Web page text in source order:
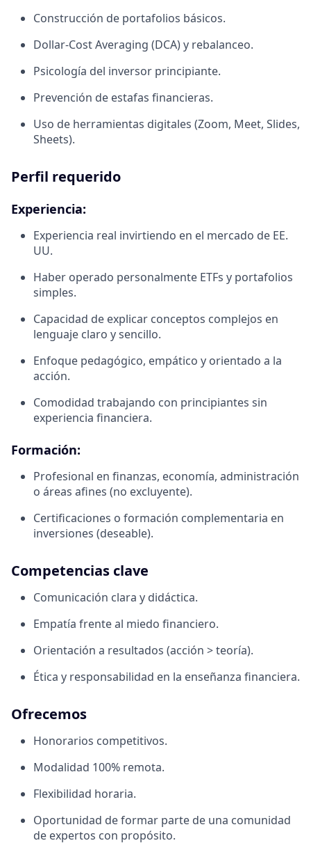
Construcción de portafolios básicos.
Dollar-Cost Averaging (DCA) y rebalanceo.
Psicología del inversor principiante.
Prevención de estafas financieras.
Uso de herramientas digitales (Zoom, Meet, Slides,
Sheets).
Perfil requerido
Experiencia:
Experiencia real invirtiendo en el mercado de EE.
UU.
Haber operado personalmente ETFs y portafolios
simples.
Capacidad de explicar conceptos complejos en
lenguaje claro y sencillo.
Enfoque pedagógico, empático y orientado a la
acción.
Comodidad trabajando con principiantes sin
experiencia financiera.
Formación:
Profesional en finanzas, economía, administración
o áreas afines (no excluyente).
Certificaciones o formación complementaria en
inversiones (deseable).
Competencias clave
Comunicación clara y didáctica.
Empatía frente al miedo financiero.
Orientación a resultados (acción > teoría).
Ética y responsabilidad en la enseñanza financiera.
Ofrecemos
Honorarios competitivos.
Modalidad 100% remota.
Flexibilidad horaria.
Oportunidad de formar parte de una comunidad
de expertos con propósito.